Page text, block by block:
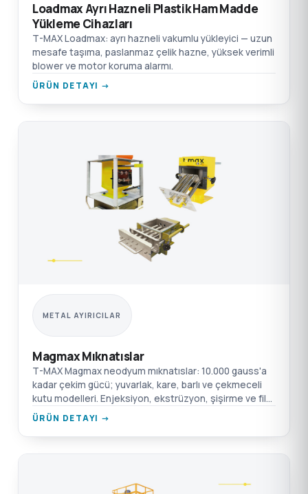
Loadmax Ayrı Hazneli Plastik Ham Madde
Yükleme Cihazları
T-MAX Loadmax: ayrı hazneli vakumlu yükleyici — uzun
mesafe taşıma, paslanmaz çelik hazne, yüksek verimli
blower ve motor koruma alarmı.
ÜRÜN DETAYI →
METAL AYIRICILAR
Magmax Mıknatıslar
T-MAX Magmax neodyum mıknatıslar: 10.000 gauss'a
kadar çekim gücü; yuvarlak, kare, barlı ve çekmeceli
kutu modelleri. Enjeksiyon, ekstrüzyon, şişirme ve film
için.
ÜRÜN DETAYI →